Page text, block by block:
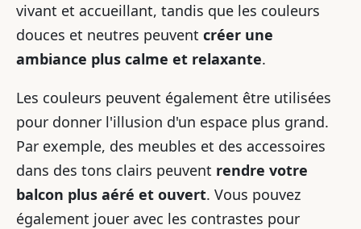
vivant et accueillant, tandis que les couleurs
douces et neutres peuvent créer une
ambiance plus calme et relaxante.
Les couleurs peuvent également être utilisées
pour donner l'illusion d'un espace plus grand.
Par exemple, des meubles et des accessoires
dans des tons clairs peuvent rendre votre
balcon plus aéré et ouvert. Vous pouvez
également jouer avec les contrastes pour